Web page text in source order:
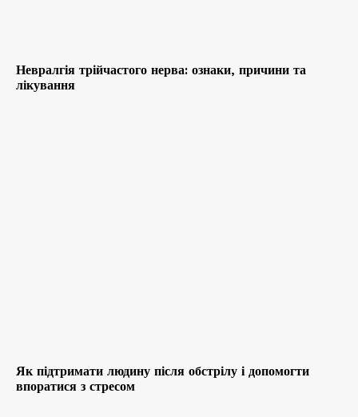
Невралгія трійчастого нерва: ознаки, причини та
лікування
Як підтримати людину після обстрілу і допомогти
впоратися з стресом